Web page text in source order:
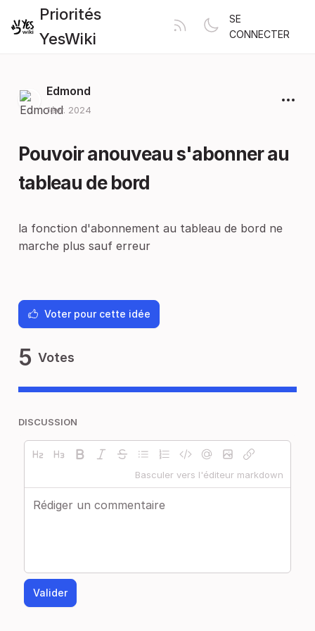
Priorités
YesWiki
SE
CONNECTER
Edmond
févr. 2024
Pouvoir anouveau s'abonner au
tableau de bord
la fonction d'abonnement au tableau de bord ne
marche plus sauf erreur
Voter pour cette idée
5 Votes
DISCUSSION
Basculer vers l'éditeur markdown
Valider